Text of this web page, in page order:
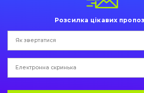
Розсилка цікавих